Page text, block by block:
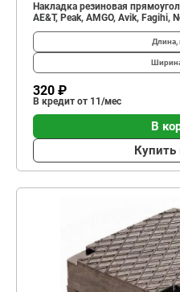
Накладка резиновая
AE&T, Peak, AMGO, Avik, Fagihi,
320 ₽
В кредит от 11/мес
В
Купить